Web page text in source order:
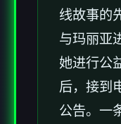
线故事的
与玛丽亚
她进行公
后，接到
公告。一